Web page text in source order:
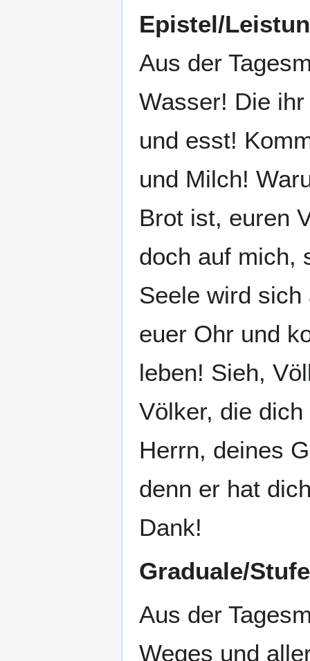
Epistel/
Aus der
Wasser! Die
und esst!
und Milch!
Brot ist, euren
doch auf mich,
Seele wird
euer Ohr und
leben! Sieh,
Völker, die
Herrn, deines
denn er hat
Dank!
Graduale/
Aus der
Weges und